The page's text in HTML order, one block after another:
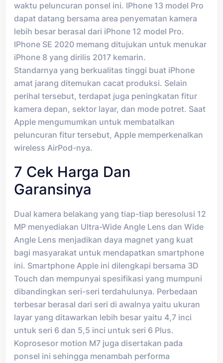
waktu peluncuran ponsel ini. IPhone 13 model Pro
dapat datang bersama area penyematan kamera
lebih besar berasal dari iPhone 12 model Pro.
IPhone SE 2020 memang ditujukan untuk menukar
iPhone 8 yang dirilis 2017 kemarin.
Standarnya yang berkualitas tinggi buat iPhone
amat jarang ditemukan cacat produksi. Selain
perihal tersebut, terdapat juga peningkatan fitur
kamera depan, sektor layar, dan mode potret. Saat
Apple mengumumkan untuk membatalkan
peluncuran fitur tersebut, Apple memperkenalkan
wireless AirPod-nya.
7 Cek Harga Dan
Garansinya
Dual kamera belakang yang tiap-tiap beresolusi 12
MP menyediakan Ultra-Wide Angle Lens dan Wide
Angle Lens menjadikan daya magnet yang kuat
bagi masyarakat untuk mendapatkan smartphone
ini. Smartphone Apple ini dilengkapi bersama 3D
Touch dan mempunyai spesifikasi yang mumpuni
dibandingkan seri-seri terdahulunya. Perbedaan
terbesar berasal dari seri di awalnya yaitu ukuran
layar yang ditawarkan lebih besar yaitu 4,7 inci
untuk seri 6 dan 5,5 inci untuk seri 6 Plus.
Koprosesor motion M7 juga disertakan pada
ponsel ini sehingga menambah performa